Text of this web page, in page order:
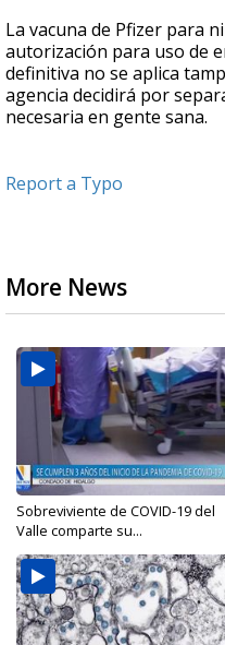
La vacuna de Pfizer para
autorización para uso de
definitiva no se aplica
agencia decidirá por
necesaria en gente sana.
Report a Typo
More News
Sobreviviente de COVID-19 del
Valle comparte su...